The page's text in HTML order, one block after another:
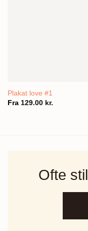
Plakat love #1
Fra 129.00 kr.
Ofte